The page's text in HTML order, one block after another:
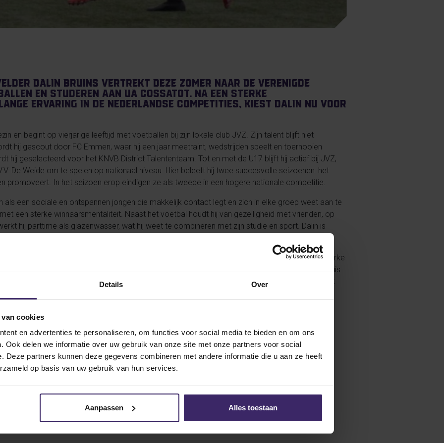
Details Over
cookies
en advertenties te personaliseren, om functies voor social media te bieden en om ons
Ook delen we informatie over uw gebruik van onze site met onze partners voor social
Deze partners kunnen deze gegevens combineren met andere informatie die u aan ze heeft
op basis van uw gebruik van hun services.
Aanpassen Alles toestaan
Dalin Bruins vertrekt deze zomer naar de Verenigde
en studeren aan UA Cossatot. Na een sterke
ervaring in de Nederlandse competities, kiest Dalin nu voor
en begint op vierjarige leeftijd met voetballen bij zijn lokale club JVZ. Zijn talent blijft niet
hij gescout door FC Emmen, waar hij een jaar meetraint, wedstrijden speelt en toernooien
hij geselecteerd voor het KNVB District Talententeam. Tot en met de U17 blijft hij actief bij JVZ,
De Weide om te spelen op nationaal niveau. Hier beleeft hij twee succesvolle seizoenen: het
promoveert. In het seizoen erop eindigen ze als tweede in een hogere nationale competitie.
als een sociale en ontspannen jongen die makkelijk contact legt en zich in elke groep weet aan te
een sterke winnaarsmentaliteit. Naast het voetbal houdt hij van gezelligheid met vrienden, op
hij parttime als glazenwasser, wat hij weet te combineren met zijn studie en sport. Dalin is
gaat, en alles uit zichzelf wil halen.
van de Verenigde Staten, zal Dalin zich aansluiten bij het soccer team van de Colts. Met zijn sterke
techniek is hij een waardevolle aanwinst op het middenveld. Dalin voelt zich het meest thuis
de bal, met veel loopvermogen en een uitstekend gevoel voor korte en lange passes. Hij kijkt
verder te ontwikkelen en zich van zijn beste kant te laten zien.
bij UA Cossatot!